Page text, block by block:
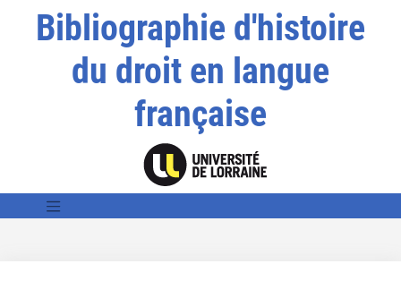
Bibliographie d'histoire
du droit en langue
française